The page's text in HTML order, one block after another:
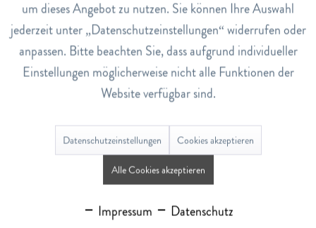
Cellular Performance Fresh
Cream
CHF 149.00
Warenkorb
Hydraderm Nachtbalsam
CHF 31.50
In den
um dieses Angebot zu nutzen. Sie können Ihre Auswahl
jederzeit unter „Datenschutzeinstellungen“ widerrufen oder
anpassen. Bitte beachten Sie, dass aufgrund individueller
Einstellungen möglicherweise nicht alle Funktionen der
Website verfügbar sind.
Datenschutzeinstellungen Cookies akzeptieren
Alle Cookies akzeptieren
Impressum Datenschutz